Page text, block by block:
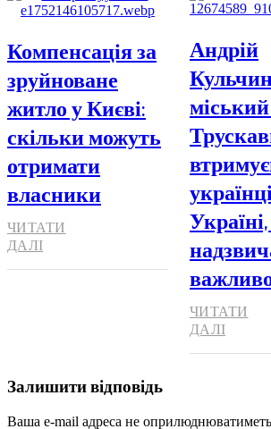
Компенсація за
зруйноване
житло у Києві:
скільки можуть
отримати
власники
ЧИТАТИ
ДАЛІ
Андрій
ЧИТАТИ
ДАЛІ
Залишити відповідь
Ваша e-mail адреса не